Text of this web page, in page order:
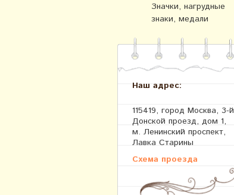
Значки, нагрудные
знаки, медали
Наш адрес:
115419, город Москва, 3-й
Донской проезд, дом 1,
м. Ленинский проспект,
Лавка Старины
Схема проезда